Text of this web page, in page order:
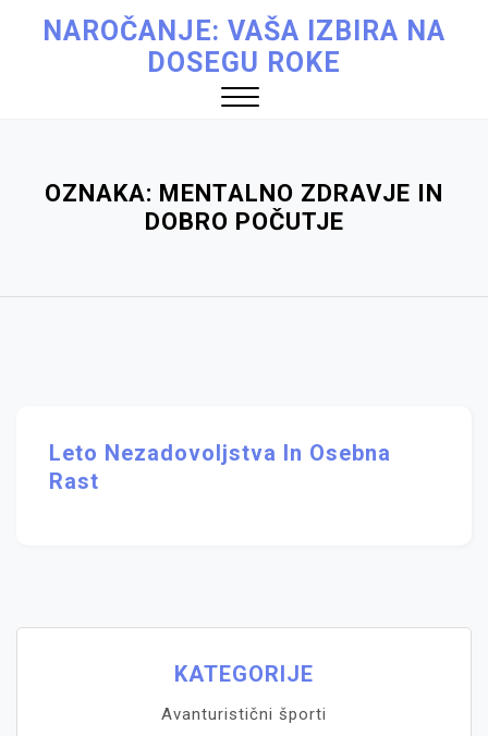
NAROČANJE: VAŠA IZBIRA NA
DOSEGU ROKE
OZNAKA: MENTALNO ZDRAVJE IN
DOBRO POČUTJE
Leto Nezadovoljstva In Osebna
Rast
KATEGORIJE
Avanturistični športi